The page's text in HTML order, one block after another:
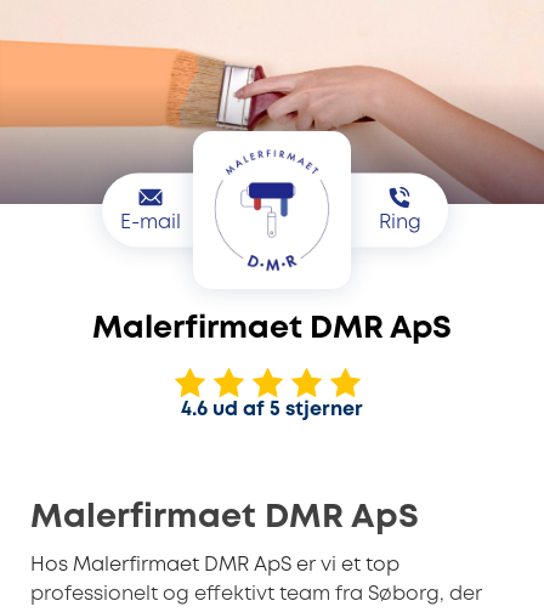
E-mail Ring
Malerfirmaet DMR ApS
4.6 ud af 5 stjerner
Malerfirmaet DMR ApS
Hos Malerfirmaet DMR ApS er vi et top
professionelt og effektivt team fra Søborg, der